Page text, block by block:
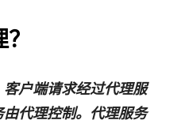
户端请求经过代理服
代理控制。代理服务